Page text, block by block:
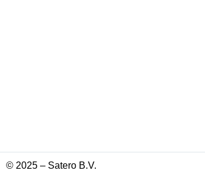
© 2025 – Satero B.V.